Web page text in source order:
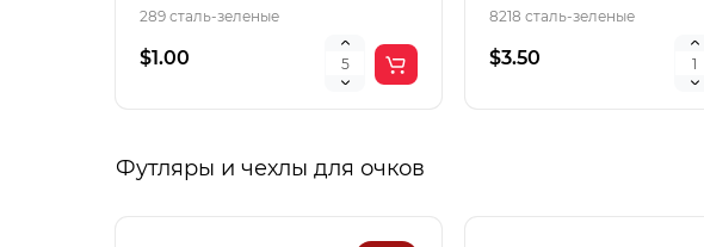
289 сталь-зеленые
$1.00
8218 сталь-зеленые
$3.50
Футляры и чехлы для очков